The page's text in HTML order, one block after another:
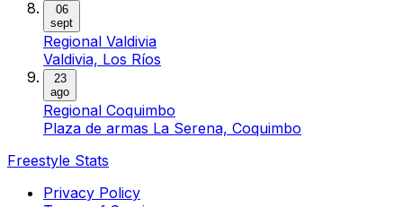
06
sept
Regional Valdivia
Valdivia, Los Ríos
23
ago
Regional Coquimbo
Plaza de armas La Serena, Coquimbo
Freestyle Stats
Privacy Policy